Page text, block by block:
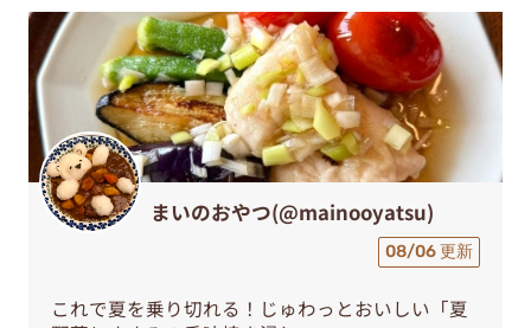
まいのおやつ(@mainooyatsu)
08/06 更新
これで夏を乗り切れる！じゅわっとおいしい「夏